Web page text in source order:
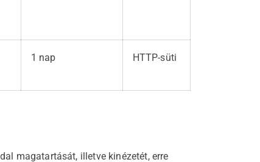
1 nap HTTP-süti
magatartását, illetve kinézetét, erre